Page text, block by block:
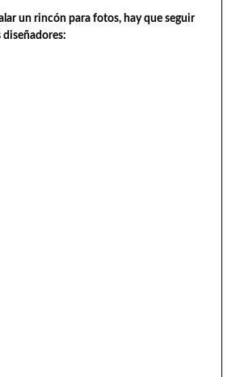
un rincón para fotos, hay que seguir
diseñadores: